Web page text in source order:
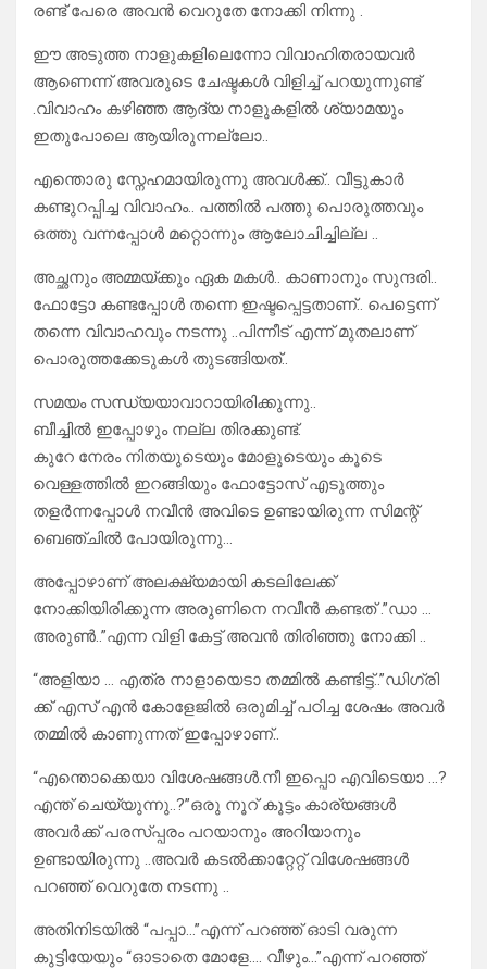
രണ്ട് പേരെ അവൻ വെറുതേ നോക്കി നിന്നു .
ഈ അടുത്ത നാളുകളിലെന്നോ വിവാഹിതരായവർ
ആണെന്ന് അവരുടെ ചേഷ്ടകൾ വിളിച്ച് പറയുന്നുണ്ട്
.വിവാഹം കഴിഞ്ഞ ആദ്യ നാളുകളിൽ ശ്യാമയും
ഇതുപോലെ ആയിരുന്നല്ലോ..
എന്തൊരു സ്നേഹമായിരുന്നു അവൾക്ക്.. വീട്ടുകാർ
കണ്ടുറപ്പിച്ച വിവാഹം.. പത്തിൽ പത്തു പൊരുത്തവും
ഒത്തു വന്നപ്പോൾ മറ്റൊന്നും ആലോചിച്ചില്ല ..
അച്ഛനും അമ്മയ്ക്കും ഏക മകൾ.. കാണാനും സുന്ദരി..
ഫോട്ടോ കണ്ടപ്പോൾ തന്നെ ഇഷ്ടപ്പെട്ടതാണ്.. പെട്ടെന്ന്
തന്നെ വിവാഹവും നടന്നു ..പിന്നീട് എന്ന് മുതലാണ്
പൊരുത്തക്കേടുകൾ തുടങ്ങിയത്..
സമയം സന്ധ്യയാവാറായിരിക്കുന്നു..
ബീച്ചിൽ ഇപ്പോഴും നല്ല തിരക്കുണ്ട്.
കുറേ നേരം നിതയുടെയും മോളുടെയും കൂടെ
വെള്ളത്തിൽ ഇറങ്ങിയും ഫോട്ടോസ് എടുത്തും
തളർന്നപ്പോൾ നവീൻ അവിടെ ഉണ്ടായിരുന്ന സിമന്റ്
ബെഞ്ചിൽ പോയിരുന്നു…
അപ്പോഴാണ് അലക്ഷ്യമായി കടലിലേക്ക്
നോക്കിയിരിക്കുന്ന അരുണിനെ നവീൻ കണ്ടത് .”ഡാ …
അരുൺ..”എന്ന വിളി കേട്ട് അവൻ തിരിഞ്ഞു നോക്കി ..
“അളിയാ … എത്ര നാളായെടാ തമ്മിൽ കണ്ടിട്ട്..”ഡിഗ്രി
ക്ക് എസ് എൻ കോളേജിൽ ഒരുമിച്ച് പഠിച്ച ശേഷം അവർ
തമ്മിൽ കാണുന്നത് ഇപ്പോഴാണ്..
“എന്തൊക്കെയാ വിശേഷങ്ങൾ.നീ ഇപ്പൊ എവിടെയാ …?
എന്ത് ചെയ്യുന്നു..?”ഒരു നൂറ് കൂട്ടം കാര്യങ്ങൾ
അവർക്ക് പരസ്പ്പരം പറയാനും അറിയാനും
ഉണ്ടായിരുന്നു ..അവർ കടൽക്കാറ്റേറ്റ് വിശേഷങ്ങൾ
പറഞ്ഞ് വെറുതേ നടന്നു ..
അതിനിടയിൽ “പപ്പാ…”എന്ന് പറഞ്ഞ് ഓടി വരുന്ന
കുട്ടിയേയും “ഓടാതെ മോളേ…. വീഴും…”എന്ന് പറഞ്ഞ്